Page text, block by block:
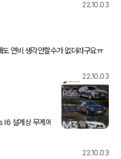
22.10.03
젤도 고민하게되더라구요 bmw3
22.10.03
묵직하게 치고
22.10.03